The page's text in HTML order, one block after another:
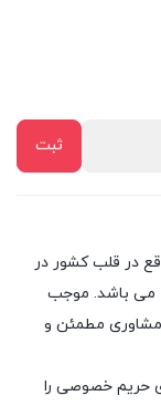
در قلب کشور در
می باشد. موجب
مشاوری مطمئن و
حریم خصوصی را